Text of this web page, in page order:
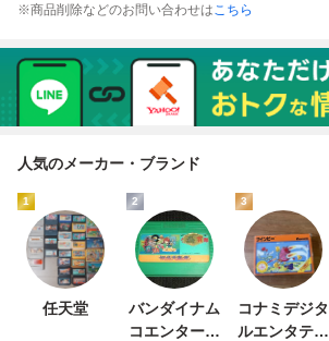
※商品削除などのお問い合わせはこちら
人気のメーカー・ブランド
1
任天堂
2
バンダイナム
コエンターテ
3
コナミデジタ
ルエンタテイ